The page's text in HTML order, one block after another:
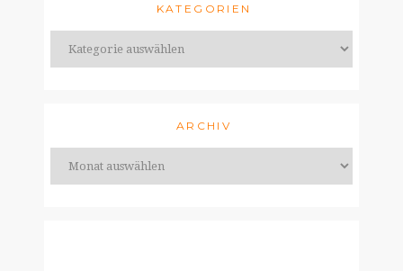
KATEGORIEN
ARCHIV